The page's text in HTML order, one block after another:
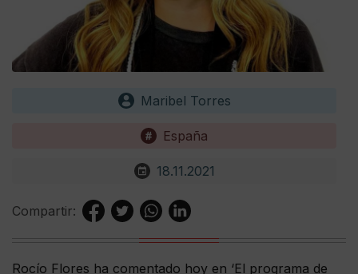
Maribel Torres
España
18.11.2021
Compartir:
Rocío Flores ha comentado hoy en ‘El programa de